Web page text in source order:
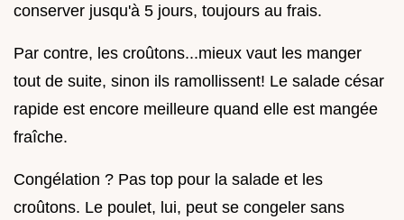
conserver jusqu'à 5 jours, toujours au frais.
Par contre, les croûtons...mieux vaut les manger
tout de suite, sinon ils ramollissent! Le salade césar
rapide est encore meilleure quand elle est mangée
fraîche.
Congélation ? Pas top pour la salade et les
croûtons. Le poulet, lui, peut se congeler sans